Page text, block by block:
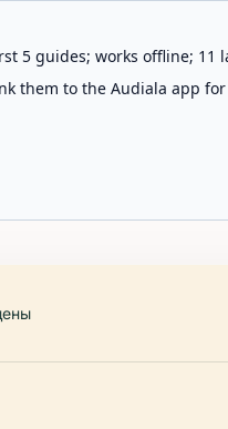
5 guides; works offline; 11
them to the Audiala app